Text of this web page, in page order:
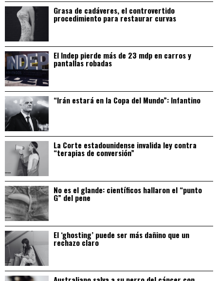
Grasa de cadáveres, el controvertido
procedimiento para restaurar curvas
El Indep pierde más de 23 mdp en carros y
pantallas robadas
“Irán estará en la Copa del Mundo”: Infantino
La Corte estadounidense invalida ley contra
“terapias de conversión”
No es el glande: científicos hallaron el “punto
G” del pene
El ‘ghosting’ puede ser más dañino que un
rechazo claro